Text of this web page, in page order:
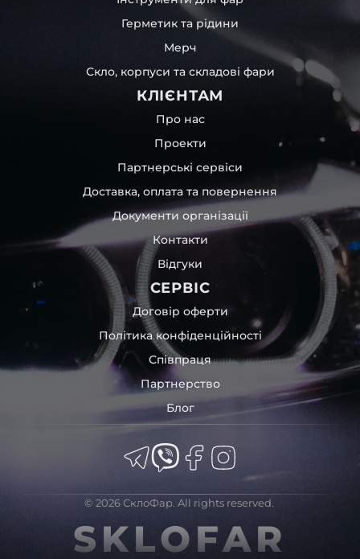
Герметик та рідини
Мерч
Скло, корпуси та складові фари
КЛІЄНТАМ
Про нас
Проекти
Партнерські сервіси
Доставка, оплата та повернення
Документи організації
Контакти
Відгуки
СЕРВІС
Договір оферти
Політика конфіденційності
Співпраця
Партнерство
Блог
© 2026 СклоФар. All rights reserved.
SKLOFAR